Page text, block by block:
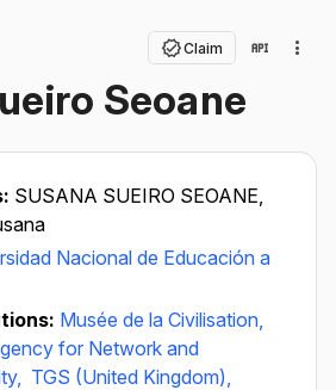
Claim
Seoane
SUSANA SUEIRO SEOANE,
Nacional de Educación a
Musée de la Civilisation,
for Network and
TGS (United Kingdom),